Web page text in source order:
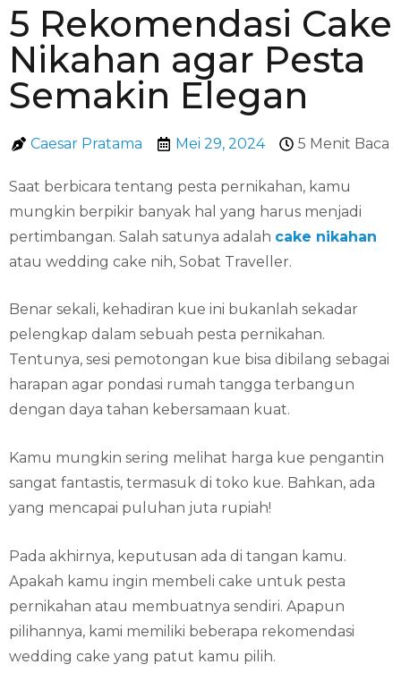
5 Rekomendasi Cake
Nikahan agar Pesta
Semakin Elegan
Caesar Pratama Mei 29, 2024 5 Menit Baca
Saat berbicara tentang pesta pernikahan, kamu
mungkin berpikir banyak hal yang harus menjadi
pertimbangan. Salah satunya adalah cake nikahan
atau wedding cake nih, Sobat Traveller.
Benar sekali, kehadiran kue ini bukanlah sekadar
pelengkap dalam sebuah pesta pernikahan.
Tentunya, sesi pemotongan kue bisa dibilang sebagai
harapan agar pondasi rumah tangga terbangun
dengan daya tahan kebersamaan kuat.
Kamu mungkin sering melihat harga kue pengantin
sangat fantastis, termasuk di toko kue. Bahkan, ada
yang mencapai puluhan juta rupiah!
Pada akhirnya, keputusan ada di tangan kamu.
Apakah kamu ingin membeli cake untuk pesta
pernikahan atau membuatnya sendiri. Apapun
pilihannya, kami memiliki beberapa rekomendasi
wedding cake yang patut kamu pilih.